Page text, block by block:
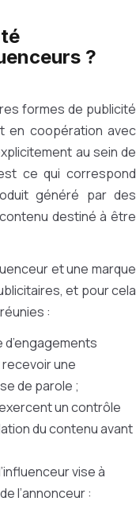
?
formes de publicité
en coopération avec
au sein de
ce qui correspond
généré par des
destiné à être
et une marque
et pour cela
:
une
de parole ;
un contrôle
du contenu avant
vise à
l’annonceur :